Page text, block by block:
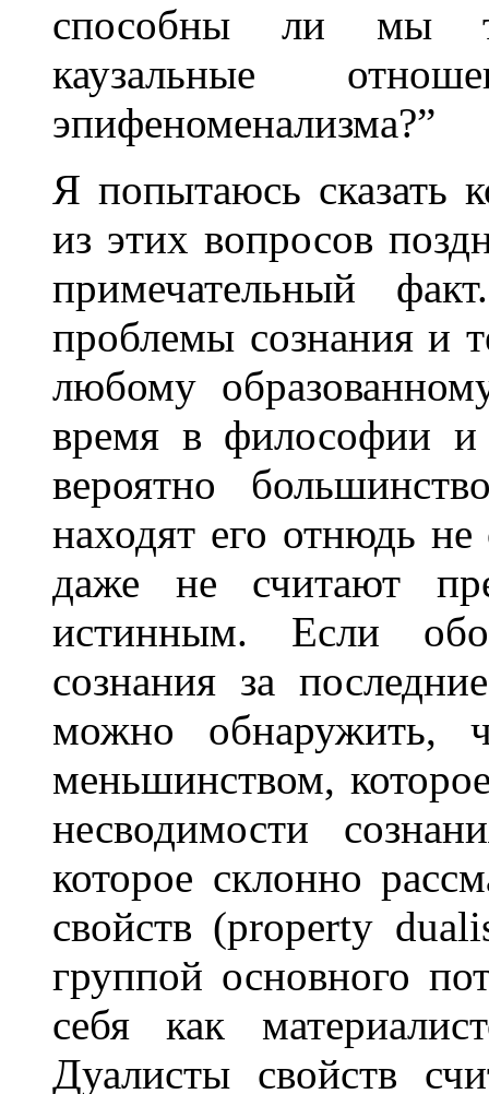
способны ли мы
каузальные
эпифеноменализма?”
Я попытаюсь сказать
из этих вопросов
примечательный
проблемы сознания и
любому
время в философии и
вероятно
находят его отнюдь
даже не считают
истинным. Если
сознания за
можно обнаружить,
меньшинством,
несводимости
которое склонно
свойств (property
группой основного
себя как
Дуалисты свойств